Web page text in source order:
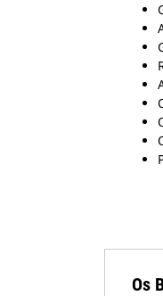
Os